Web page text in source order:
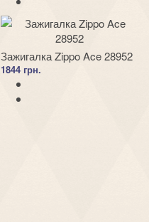
Зажигалка Zippo Ace 28952
1844 грн.